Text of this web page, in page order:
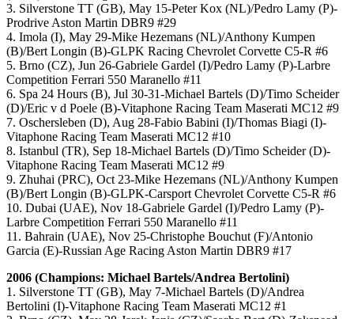
3. Silverstone TT (GB), May 15-Peter Kox (NL)/Pedro Lamy (P)-
Prodrive Aston Martin DBR9 #29
4. Imola (I), May 29-Mike Hezemans (NL)/Anthony Kumpen
(B)/Bert Longin (B)-GLPK Racing Chevrolet Corvette C5-R #6
5. Brno (CZ), Jun 26-Gabriele Gardel (I)/Pedro Lamy (P)-Larbre
Competition Ferrari 550 Maranello #11
6. Spa 24 Hours (B), Jul 30-31-Michael Bartels (D)/Timo Scheider
(D)/Eric v d Poele (B)-Vitaphone Racing Team Maserati MC12 #9
7. Oschersleben (D), Aug 28-Fabio Babini (I)/Thomas Biagi (I)-
Vitaphone Racing Team Maserati MC12 #10
8. Istanbul (TR), Sep 18-Michael Bartels (D)/Timo Scheider (D)-
Vitaphone Racing Team Maserati MC12 #9
9. Zhuhai (PRC), Oct 23-Mike Hezemans (NL)/Anthony Kumpen
(B)/Bert Longin (B)-GLPK-Carsport Chevrolet Corvette C5-R #6
10. Dubai (UAE), Nov 18-Gabriele Gardel (I)/Pedro Lamy (P)-
Larbre Competition Ferrari 550 Maranello #11
11. Bahrain (UAE), Nov 25-Christophe Bouchut (F)/Antonio
Garcia (E)-Russian Age Racing Aston Martin DBR9 #17
2006 (Champions: Michael Bartels/Andrea Bertolini)
1. Silverstone TT (GB), May 7-Michael Bartels (D)/Andrea
Bertolini (I)-Vitaphone Racing Team Maserati MC12 #1